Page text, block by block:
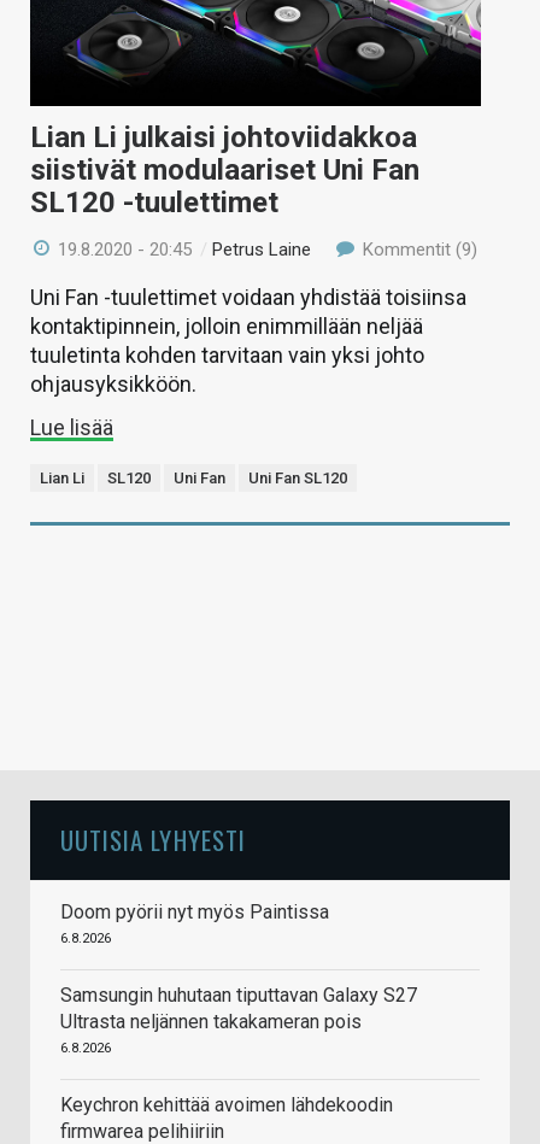
KAUPPA
VAIHDA TEEMA
HAKU
Lian Li julkaisi johtoviidakkoa
siistivät modulaariset Uni Fan
SL120 -tuulettimet
19.8.2020 - 20:45 /Petrus Laine Kommentit (9)
Uni Fan -tuulettimet voidaan yhdistää toisiinsa
kontaktipinnein, jolloin enimmillään neljää
tuuletinta kohden tarvitaan vain yksi johto
ohjausyksikköön.
Lue lisää
Lian Li SL120 Uni Fan Uni Fan SL120
UUTISIA LYHYESTI
Doom pyörii nyt myös Paintissa
6.8.2026
Samsungin huhutaan tiputtavan Galaxy S27
Ultrasta neljännen takakameran pois
6.8.2026
Keychron kehittää avoimen lähdekoodin
firmwarea pelihiiriin